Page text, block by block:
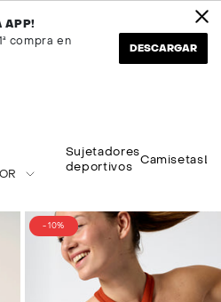
Cuenta
Sujetadores
deportivos Camisetas
- 10%
APP!
compra en
DESCARGAR